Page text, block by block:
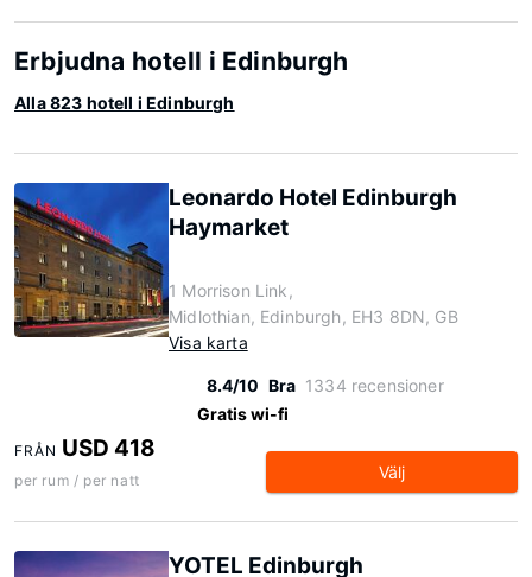
Erbjudna hotell i Edinburgh
Alla 823 hotell i Edinburgh
Leonardo Hotel Edinburgh
Haymarket
1 Morrison Link,
Midlothian, Edinburgh, EH3 8DN, GB
Visa karta
8.4/10 Bra 1334 recensioner
Gratis wi-fi
FRÅN USD 418
per rum / per natt Välj
YOTEL Edinburgh